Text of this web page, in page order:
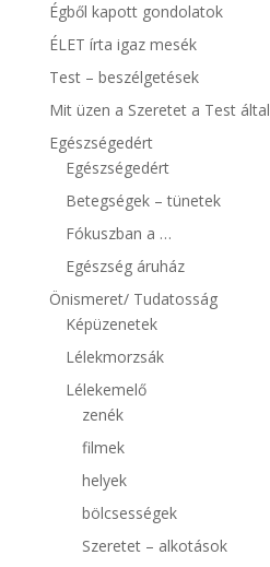
Égből kapott gondolatok
ÉLET írta igaz mesék
Test – beszélgetések
Mit üzen a Szeretet a Test által
Egészségedért
Egészségedért
Betegségek – tünetek
Fókuszban a …
Egészség áruház
Önismeret/ Tudatosság
Képüzenetek
Lélekmorzsák
Lélekemelő
zenék
filmek
helyek
bölcsességek
Szeretet – alkotások